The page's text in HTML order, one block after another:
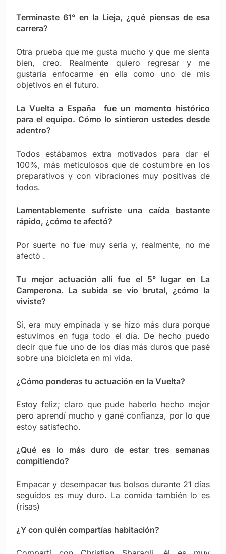
Terminaste 61° en la Lieja, ¿qué piensas de esa
carrera?
Otra prueba que me gusta mucho y que me sienta
bien, creo. Realmente quiero regresar y me
gustaría enfocarme en ella como uno de mis
objetivos en el futuro.
La Vuelta a España fue un momento histórico
para el equipo. Cómo lo sintieron ustedes desde
adentro?
Todos estábamos extra motivados para dar el
100%, más meticulosos que de costumbre en los
preparativos y con vibraciones muy positivas de
todos.
Lamentablemente sufriste una caída bastante
rápido, ¿cómo te afectó?
Por suerte no fue muy seria y, realmente, no me
afectó .
Tu mejor actuación allí fue el 5° lugar en La
Camperona. La subida se vio brutal, ¿cómo la
viviste?
Sí, era muy empinada y se hizo más dura porque
estuvimos en fuga todo el día. De hecho puedo
decir que fue uno de los días más duros que pasé
sobre una bicicleta en mi vida.
¿Cómo ponderas tu actuación en la Vuelta?
Estoy feliz; claro que pude haberlo hecho mejor
pero aprendí mucho y gané confianza, por lo que
estoy satisfecho.
¿Qué es lo más duro de estar tres semanas
compitiendo?
Empacar y desempacar tus bolsos durante 21 días
seguidos es muy duro. La comida también lo es
(risas)
¿Y con quién compartías habitación?